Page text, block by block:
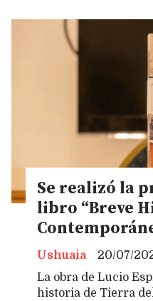
Se realizó la
libro “Breve
Ushuaia
20/07/
La obra de Lucio
historia de Tierra